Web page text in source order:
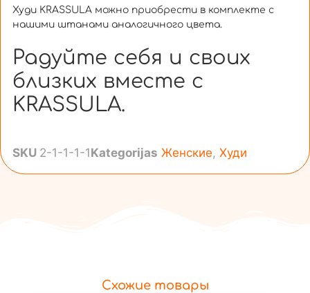
Худи KRASSULA можно приобрести в комплекте с
нашими штанами аналогичного цвета.
Радуйте себя и своих
близких вместе с
KRASSULA.
SKU 2-1-1-1-1Kategorijas Женские, Худи
Схожие товары